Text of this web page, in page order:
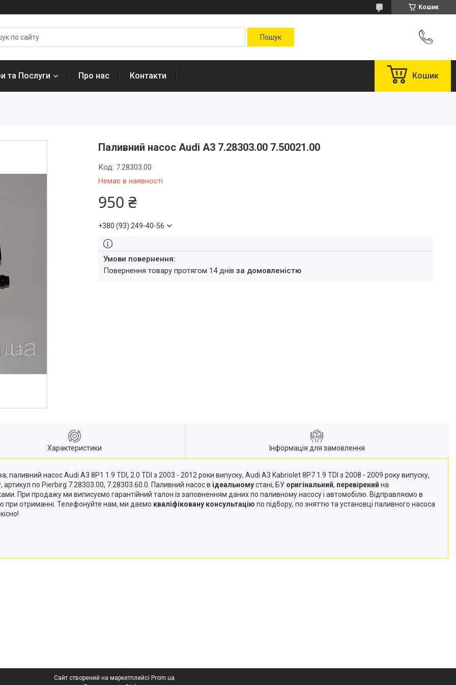
Кошик
та Послуги Про нас Контакти Кошик
Паливний насос Audi A3 7.28303.00 7.50021.00
Немає в наявності
Код: 7.28303.00
950 ₴
+380 (93) 249-40-56
повернення товару протягом 14 днівза домовленістю
Характеристики Інформація для замовлення
паливний насос Audi A3 8P1 1.9 TDI, 2.0 TDI з 2003 - 2012 роки випуску, Audi A3 Kabriolet 8P7 1.9 TDI з 2008 - 2009 року випуску,
по Pierbirg 7.28303.00, 7.28303.60.0. Паливний насос в ідеальномустані, БУ оригінальний, перевірений на
При продажу ми виписуємо гарантійний талон із заповненням даних по паливному насосу і автомобілю. Відправляємо в
при отриманні. Телефонуйте нам, ми даємо кваліфіковану консультацію по підбору, по зняттю та установці паливного насоса
Сайт створений на маркетплейсі Prom.ua